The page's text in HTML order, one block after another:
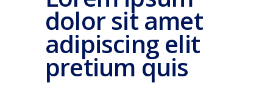
dolor sit amet
adipiscing elit
pretium quis